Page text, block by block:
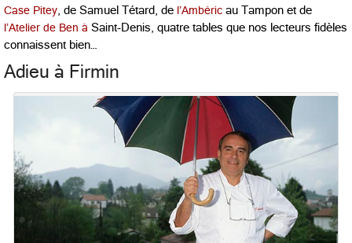
Case Pitey , de Samuel Tétard, de l’Ambéric au Tampon et de
l’Atelier de Ben à Saint-Denis, quatre tables que nos lecteurs fidèles
connaissent bien…
Adieu à Firmin